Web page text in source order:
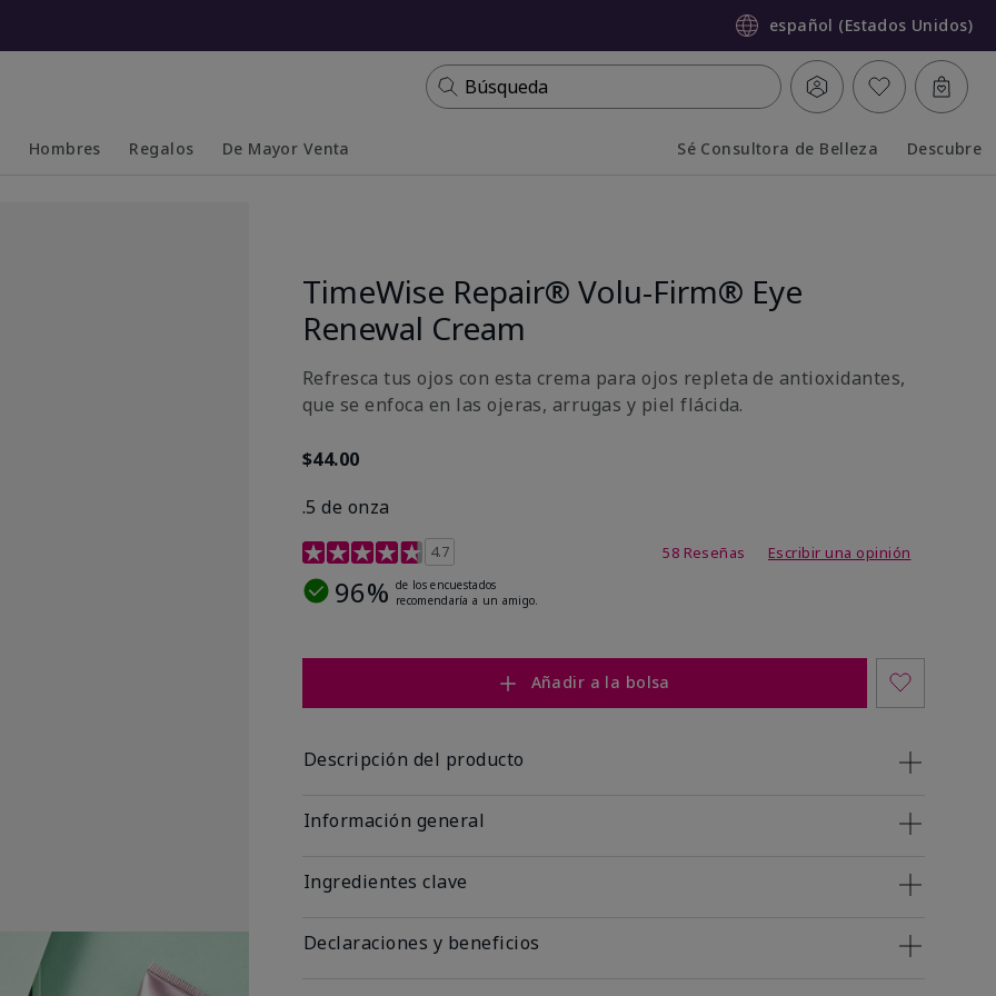
español (Estados Unidos)
Búsqueda
Hombres Regalos De Mayor Venta Sé Consultora de Belleza Descubre
TimeWise Repair® Volu-Firm® Eye
Renewal Cream
Refresca tus ojos con esta crema para ojos repleta de antioxidantes,
que se enfoca en las ojeras, arrugas y piel flácida.
$44.00
.5 de onza
Calificación de clientes de 4,4 de 5
4.7 58 Reseñas Escribir una opinión
96% de los encuestados
recomendaría a un amigo.
Añadir a la bolsa
Descripción del producto
Información general
Ingredientes clave
Declaraciones y beneficios